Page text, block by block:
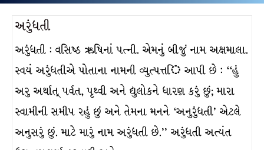
અરુંધતી
અરુંધતી : વસિષ્ઠ ઋષિનાં પત્ની. એમનું બીજું નામ અક્ષમાલા.
સ્વયં અરુંધતીએ પોતાના નામની વ્યુત્પત્તિ આપી છે : ‘‘હું
અરુ અર્થાત્ પર્વત, પૃથ્વી અને દ્યુલોકને ધારણ કરું છું; મારા
સ્વામીની સમીપ રહું છું અને તેમના મનને ‘અનુરુંધતી’ એટલે
અનુસરું છું. માટે મારું નામ અરુંધતી છે.’’ અરુંધતી અત્યંત